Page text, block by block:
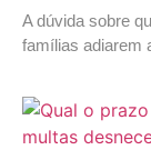
A dúvida sobre
famílias adiarem